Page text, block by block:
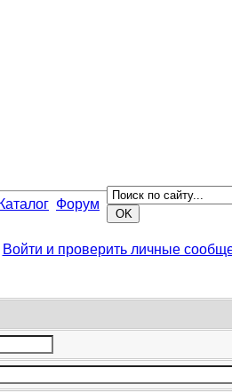
Форум
Войти и проверить личные